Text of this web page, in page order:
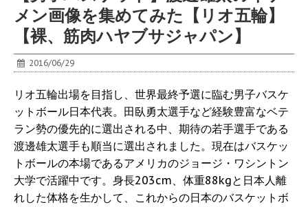
メン画像を集めてみた【リオ五輪】
【裸、筋肉ハヤブサジャパン】
2016/06/29
リオ五輪出場を目指し、世界最終予選に臨む男子バスケ
ットボール日本代表。田臥勇太選手など経験豊富なベテ
ラン勢の優先的に選出される中、期待の若手選手である
渡邊雄太選手も順当に選出されました。現在はバスケッ
トボールの本場であるアメリカのジョージ・ワシントン
大学で活躍中です。身長203cm、体重88kgと日本人離
れした体格を生かして、これからの日本のバスケットボ